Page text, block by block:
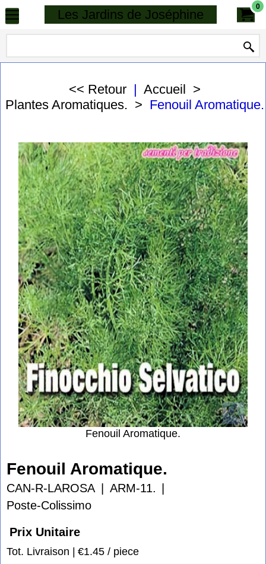
Les Jardins de Joséphine
0
<< Retour | Accueil >
Plantes Aromatiques. > Fenouil Aromatique.
Fenouil Aromatique.
Fenouil Aromatique.
CAN-R-LAROSA
ARM-11.
Poste-Colissimo
Prix Unitaire
€1.45